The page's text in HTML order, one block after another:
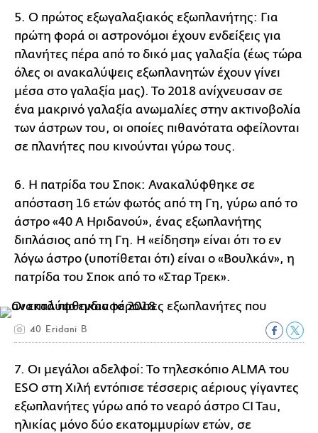
5. Ο πρώτος εξωγαλαξιακός εξωπλανήτης: Για
πρώτη φορά οι αστρονόμοι έχουν ενδείξεις για
πλανήτες πέρα από το δικό μας γαλαξία (έως τώρα
όλες οι ανακαλύψεις εξωπλανητών έχουν γίνει
μέσα στο γαλαξία μας). Το 2018 ανίχνευσαν σε
ένα μακρινό γαλαξία ανωμαλίες στην ακτινοβολία
των άστρων του, οι οποίες πιθανότατα οφείλονται
σε πλανήτες που κινούνται γύρω τους.
6. Η πατρίδα του Σποκ: Ανακαλύφθηκε σε
απόσταση 16 ετών φωτός από τη Γη, γύρω από το
άστρο «40 Α Ηριδανού», ένας εξωπλανήτης
διπλάσιος από τη Γη. Η «είδηση» είναι ότι το εν
λόγω άστρο (υποτίθεται ότι) είναι ο «Βουλκάν», η
πατρίδα του Σποκ από το «Σταρ Τρεκ».
40 Eridani B
7. Οι μεγάλοι αδελφοί: Το τηλεσκόπιο ALMA του
ESO στη Χιλή εντόπισε τέσσερις αέριους γίγαντες
εξωπλανήτες γύρω από το νεαρό άστρο CI Tau,
ηλικίας μόνο δύο εκατομμυρίων ετών, σε